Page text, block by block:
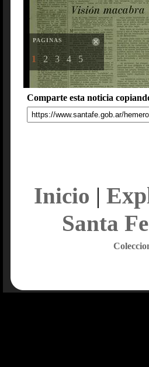
PAGINAS
1 2 3 4 5
Comparte esta noticia
Inicio |
Santa Fe